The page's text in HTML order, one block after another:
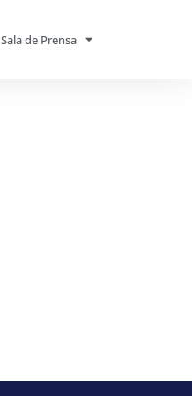
Sala de Prensa